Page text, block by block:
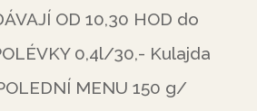
OD 10,30 HOD do
0,4l/30,- Kulajda
MENU 150 g/